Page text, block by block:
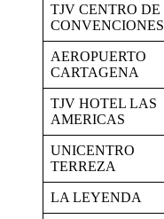
TJV CENTRO DE
CONVENCIONES
AEROPUERTO
CARTAGENA
TJV HOTEL LAS
AMERICAS
UNICENTRO
TERREZA
LA LEYENDA